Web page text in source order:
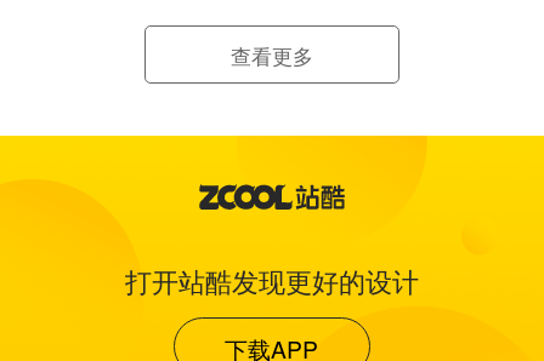
查看更多
打开站酷发现更好的设计
下载APP